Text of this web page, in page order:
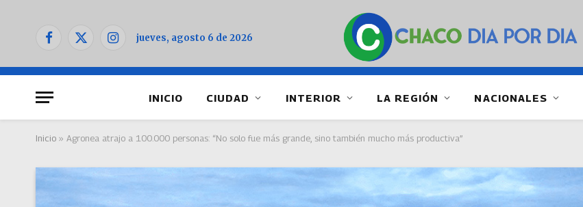
Facebook
X
Instagramjueves, agosto 6 de 2026
INICIO CIUDAD INTERIOR LA REGIÓN NACIONALES
Inicio » Agronea atrajo a 100.000 personas: “No solo fue más grande, sino también mucho más productiva”